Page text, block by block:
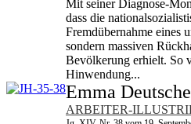
Mit seiner Diagnose-
dass die
Fremdübernahme eines
sondern massiven
Bevölkerung erhielt. So
Hinwendung...
Emma
ARBEITER-